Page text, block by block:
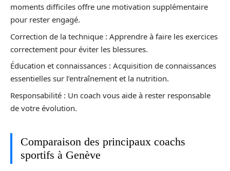
moments difficiles offre une motivation supplémentaire
pour rester engagé.
Correction de la technique : Apprendre à faire les exercices
correctement pour éviter les blessures.
Éducation et connaissances : Acquisition de connaissances
essentielles sur l’entraînement et la nutrition.
Responsabilité : Un coach vous aide à rester responsable
de votre évolution.
Comparaison des principaux coachs
sportifs à Genève